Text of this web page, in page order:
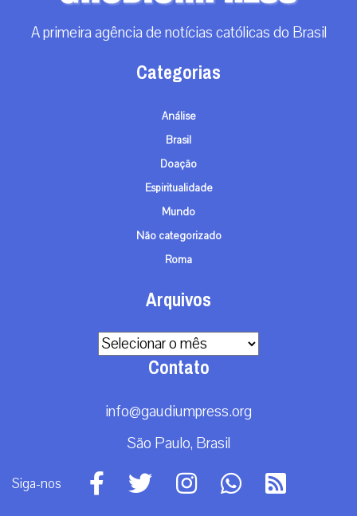
A primeira agência de notícias católicas do Brasil
Categorias
Análise
Brasil
Doação
Espiritualidade
Mundo
Não categorizado
Roma
Arquivos
Arquivos
Contato
info@gaudiumpress.org
São Paulo, Brasil
Siga-nos